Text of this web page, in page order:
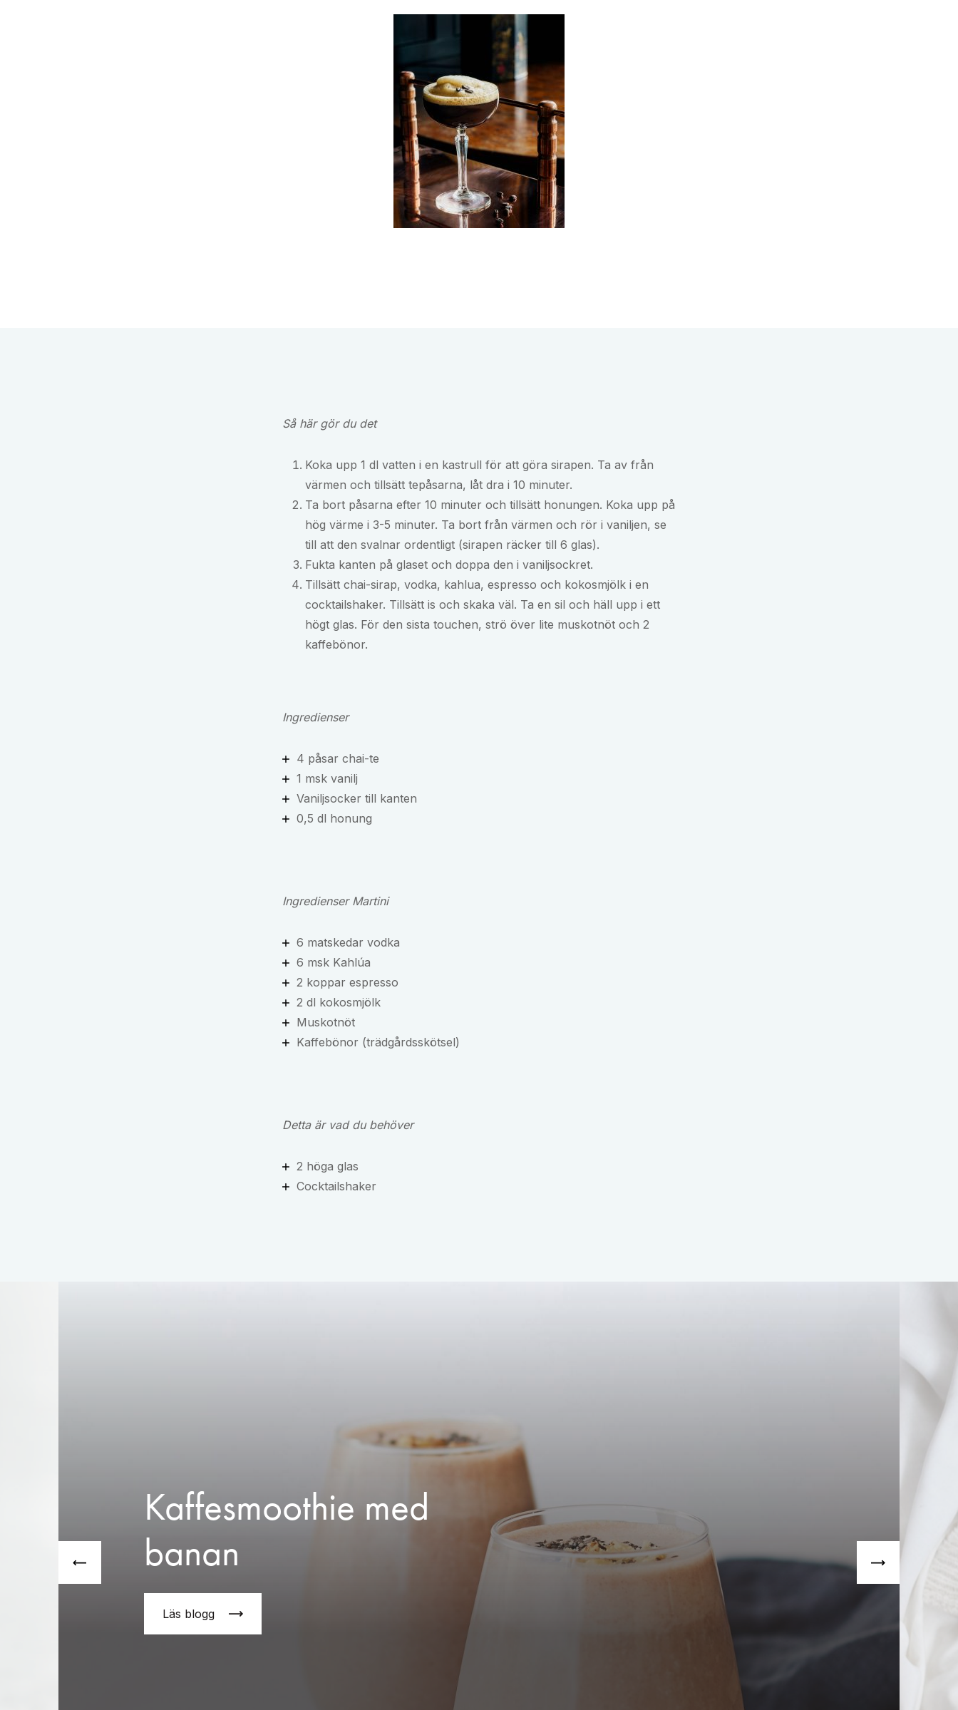
Så här gör du det
Koka upp 1 dl vatten i en kastrull för att göra sirapen. Ta av från
värmen och tillsätt tepåsarna, låt dra i 10 minuter.
Ta bort påsarna efter 10 minuter och tillsätt honungen. Koka upp på
hög värme i 3-5 minuter. Ta bort från värmen och rör i vaniljen, se
till att den svalnar ordentligt (sirapen räcker till 6 glas).
Fukta kanten på glaset och doppa den i vaniljsockret.
Tillsätt chai-sirap, vodka, kahlua, espresso och kokosmjölk i en
cocktailshaker. Tillsätt is och skaka väl. Ta en sil och häll upp i ett
högt glas. För den sista touchen, strö över lite muskotnöt och 2
kaffebönor.
Ingredienser
4 påsar chai-te
1 msk vanilj
Vaniljsocker till kanten
0,5 dl honung
Ingredienser Martini
6 matskedar vodka
6 msk Kahlúa
2 koppar espresso
2 dl kokosmjölk
Muskotnöt
Kaffebönor (trädgårdsskötsel)
Detta är vad du behöver
2 höga glas
Cocktailshaker
Kaffesmoothie med
banan
Läs blogg